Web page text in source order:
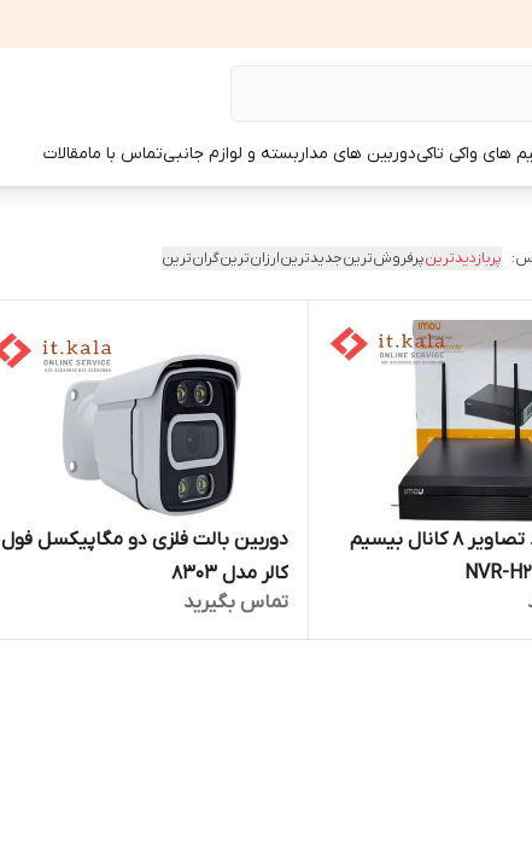
های واکی تاکیدوربین های مداربسته و لوازم جانبیتماس با مامقالات
پربازدیدترینپرفروش‌ترینجدیدترینارزان‌ترینگران‌ترین
دستگاه ضبط تصاویر 8 کانال بیسیم
دوربین بالت فلزی دو مگاپیکسل فول
کالر مدل 8303
تماس بگیرید